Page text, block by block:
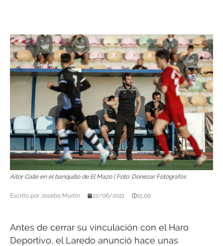
Aitor Calle en el banquillo de El Mazo | Foto: Donézar Fotógrafos
Escrito por Joseba Martín 22/06/2021 15:00
Antes de cerrar su vinculación con el Haro
Deportivo, el Laredo anunció hace unas